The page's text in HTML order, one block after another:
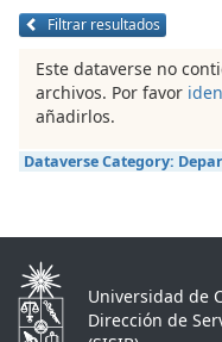
Filtrar resultados
Este dataverse no
archivos. Por favor
añadirlos.
Dataverse Category:
Universidad de
Dirección de